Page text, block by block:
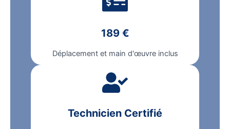
189 €
Déplacement et main d'œuvre inclus
Technicien Certifié